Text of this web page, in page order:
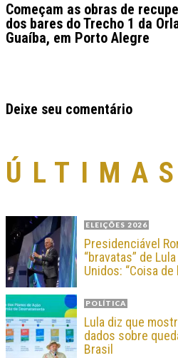
Começam as obras de
dos bares do Trecho 1 da
Guaíba, em Porto Alegre
Deixe seu comentário
ÚLTIMAS
ELEIÇÕES 2026
Presidenciável
“bravatas” de
Unidos: “Coisa
POLÍTICA
Lula diz que
dados sobre
Brasil